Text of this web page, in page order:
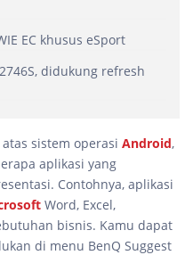
EC khusus eSport
didukung refresh
sistem operasi Android,
aplikasi yang
Contohnya, aplikasi
Word, Excel,
bisnis. Kamu dapat
di menu BenQ Suggest